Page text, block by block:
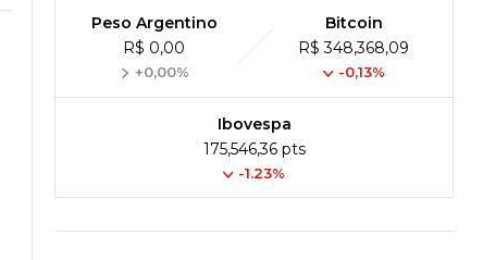
Peso Argentino
R$ 0,00
+0,00%
Bitcoin
R$ 348,368,09
-0,13%
Ibovespa
175,546,36 pts
-1.23%